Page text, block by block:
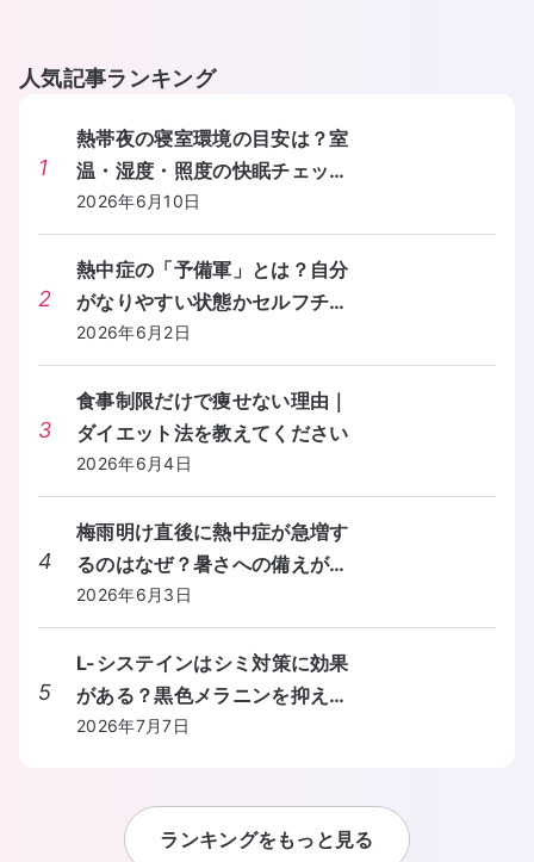
人気記事ランキング
1
熱帯夜の寝室環境の目安は？室
温・湿度・照度の快眠チェック
リストを教えてください。
2026年6月10日
2
熱中症の「予備軍」とは？自分
がなりやすい状態かセルフチェ
ックする方法を教えてくださ
い。
2026年6月2日
3
食事制限だけで痩せない理由｜
ダイエット法を教えてください
2026年6月4日
4
梅雨明け直後に熱中症が急増す
るのはなぜ？暑さへの備えが間
に合わないときの対処法を教え
てください。
2026年6月3日
5
L-システインはシミ対策に効果
がある？黒色メラニンを抑える
しくみと食事からの摂り方を教
2026年7月7日
ランキングをもっと見る